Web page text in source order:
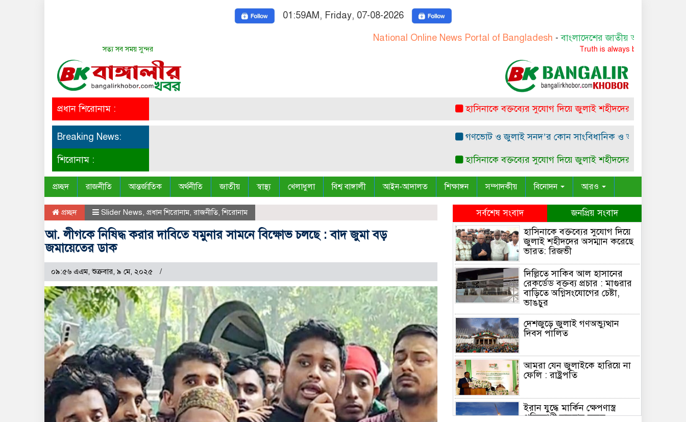
01:59AM, Friday, 07-08-2026
National Online News Portal of Bangladesh-বাংলাদেশের জাতীয় অনলাইন নিউজ পোর্টাল
সত্য সব সময় সুন্দর Truth is always beautiful
প্রধান শিরোনাম : হাসিনাকে বক্তব্যের সুযোগ দিয়ে জুলাই শহীদদের অসম্মান করেছে
Breaking News: গণভোট ও জুলাই সনদ’র কোন সাংবিধানিক ও আইনগত ভিত্তি নেই:
শিরোনাম : হাসিনাকে বক্তব্যের সুযোগ দিয়ে জুলাই শহীদদের অসম্মান করেছে
প্রচ্ছদ রাজনীতি আন্তর্জাতিক অর্থনীতি জাতীয় স্বাস্থ্য খেলাধুলা বিশ্ব বাঙ্গালী আইন-আদালত শিক্ষাঙ্গন সম্পাদকীয় বিনোদন আরও
প্রচ্ছদ Slider News, প্রধান শিরোনাম, রাজনীতি,শিরোনাম
আ. লীগকে নিষিদ্ধ করার দাবিতে যমুনার সামনে বিক্ষোভ চলছে : বাদ জুমা বড়
জমায়েতের ডাক
০৯:৫৬ এএম, শুক্রবার, ৯ মে, ২০২৫
সর্বশেষ সংবাদ জনপ্রিয় সংবাদ
হাসিনাকে বক্তব্যের সুযোগ দিয়ে
জুলাই শহীদদের অসম্মান করেছে
ভারত: রিজভী
দিল্লিতে সাকিব আল হাসানের
রেকর্ডেড বক্তব্য প্রচার : মাগুরার
বাড়িতে অগ্নিসংযোগের চেষ্টা,
ভাঙচুর
দেশজুড়ে জুলাই গণঅভ্যুত্থান
দিবস পালিত
আমরা যেন জুলাইকে হারিয়ে না
ফেলি : রাষ্ট্রপতি
ইরান যুদ্ধে মার্কিন ক্ষেপণাস্ত্র
প্রতিরোধী ব্যবস্থার মজুদ